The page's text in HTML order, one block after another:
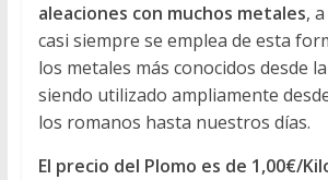
aleaciones con muchos metales,
casi siempre se emplea de esta
los metales más conocidos desde
siendo utilizado ampliamente
los romanos hasta nuestros días.
El precio del Plomo es de 1,00€/